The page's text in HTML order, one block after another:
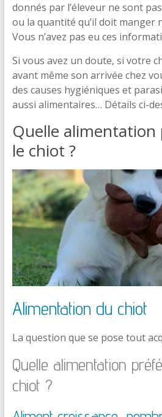
donnés par l’éleveur ne sont
ou la quantité qu’il doit manger
Vous n’avez pas eu ces
Si vous avez un doute, si votre
avant même son arrivée chez
des causes hygiéniques et
aussi alimentaires… Détails ci-
Quelle
le chiot ?
Alimentation du chiot
La question que se pose tout
Quelle alimentation
chiot ?